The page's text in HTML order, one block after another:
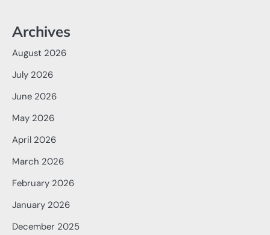
Archives
August 2026
July 2026
June 2026
May 2026
April 2026
March 2026
February 2026
January 2026
December 2025